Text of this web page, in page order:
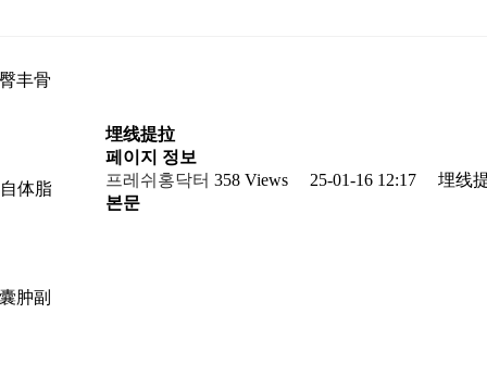
丰骨
体脂
肿副
埋线提拉
페이지 정보
프레쉬홍닥터 358 Views 25-01-16 12:17
埋线
본문